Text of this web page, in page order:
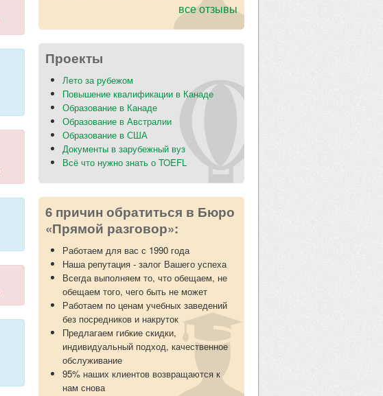
все отзывы
Проекты
Лето за рубежом
Повышение квалификации в Канаде
Образование в Канаде
Образование в Австралии
Образование в США
Документы в зарубежный вуз
Всё что нужно знать о TOEFL
6 причин обратиться в Бюро
«Прямой разговор»:
Работаем для вас с 1990 года
Наша репутация - залог Вашего успеха
Всегда выполняем то, что обещаем, не
обещаем того, чего быть не может
Работаем по ценам учебных заведений
без посредников и накруток
Предлагаем гибкие скидки,
индивидуальный подход, качественное
обслуживание
95% наших клиентов возвращаются к
нам снова